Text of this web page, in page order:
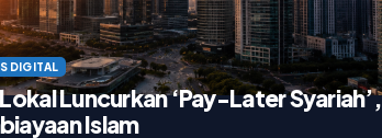
DIGITAL
Luncurkan ‘Pay-Later Syariah’,
Islam